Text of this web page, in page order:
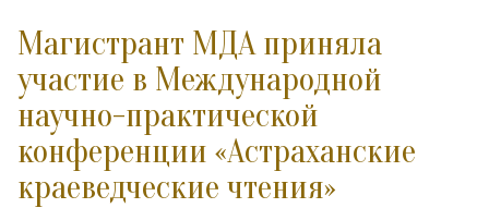
Магистрант МДА приняла
участие в Международной
научно-практической
конференции «Астраханские
краеведческие чтения»